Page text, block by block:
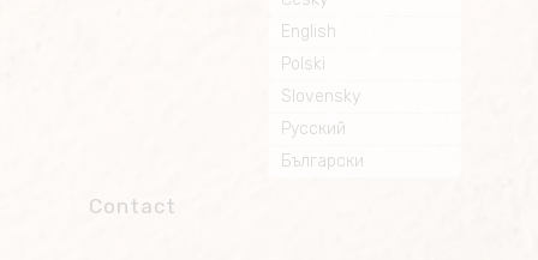
English
Polski
Slovensky
Русский
Български
Contact